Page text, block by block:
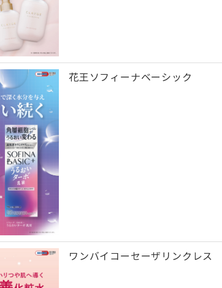
花王ソフィーナベーシック
ワンバイコーセーザリンクレス